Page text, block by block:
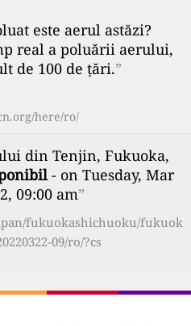
este aerul astăzi?
real a poluării aerului,
de 100 de țări.”
here/ro/
din Tenjin, Fukuoka,
- on Tuesday, Mar
09:00 am”
fukuokashichuoku/fukuok
09/ro/?cs